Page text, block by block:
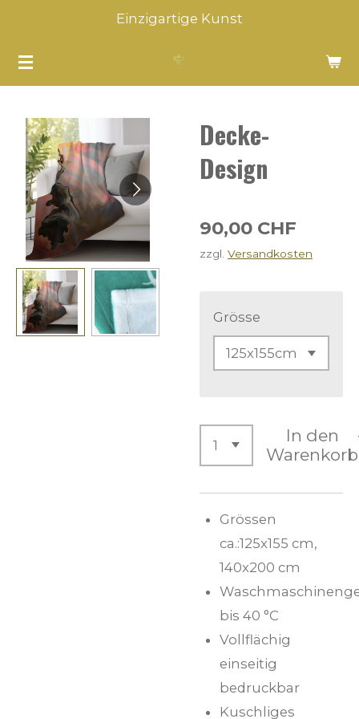
springen
Einzigartige Kunst
Decke-
Design
90,00 CHF
zzgl. Versandkosten
Grösse
In den
Warenkorb
Grössen
ca.:125x155 cm,
140x200 cm
bis 40 °C
Vollflächig
einseitig
bedruckbar
Kuschliges